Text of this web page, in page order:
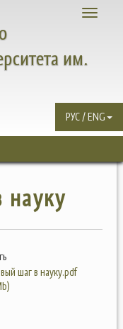
Toggle
им.
РУС / ENG
шаг в науку.pdf